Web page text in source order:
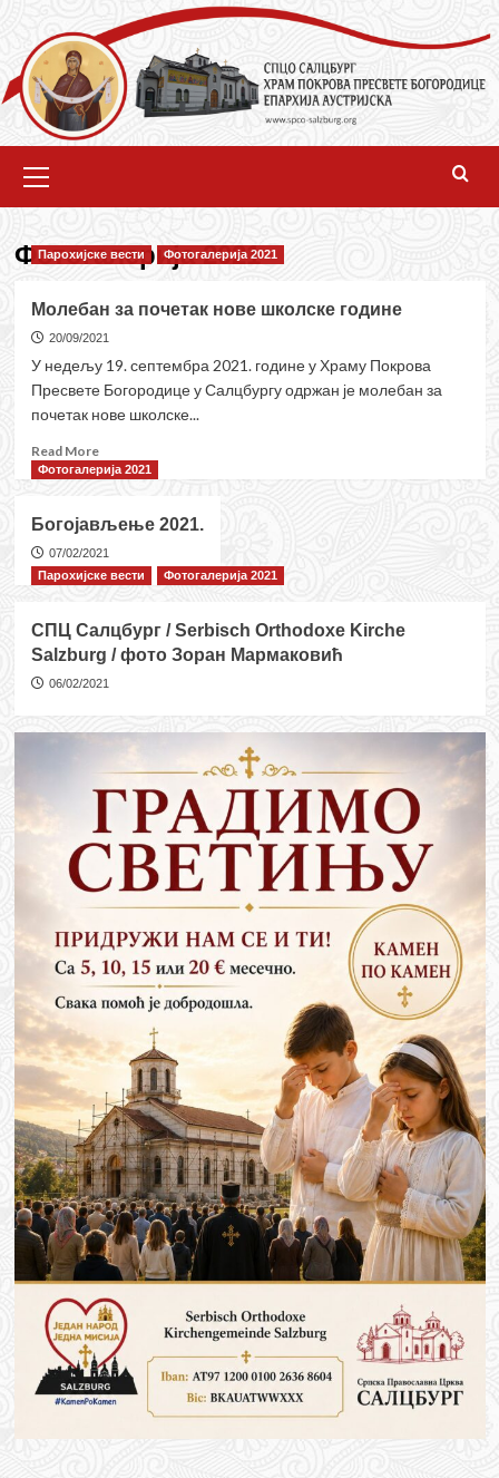
content
Menu
Фотогалерија 2021
Парохијске вести Фотогалерија 2021
Молебан за почетак нове школске године
20/09/2021
У недељу 19. септембра 2021. године у Храму Покрова
Пресвете Богородице у Салцбургу одржан је молебан за
почетак нове школске...
Read MoreRead
more
за
почетак
нове
школске
Фотогалерија 2021
Богојављење 2021.
07/02/2021
Парохијске вести
Фотогалерија 2021
СПЦ Салцбург / Serbisch Orthodoxe Kirche
Salzburg / фото Зоран Мармаковић
06/02/2021